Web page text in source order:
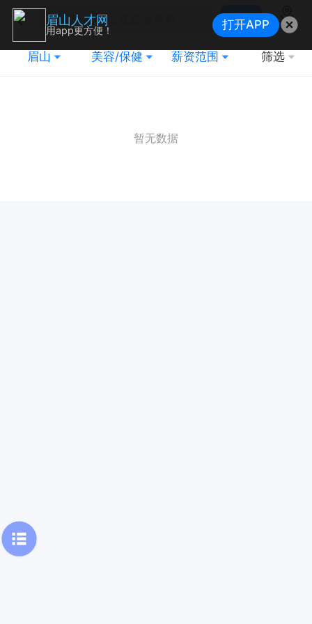
搜索
地图
眉山 美容/保健 薪资范围 筛选
暂无数据
眉山人才网
用app更方便！ 打开APP